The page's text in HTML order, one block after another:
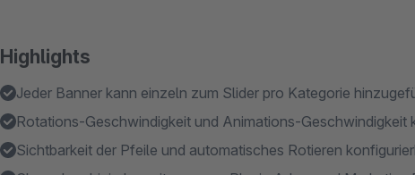
Highlights
Jeder Banner kann einzeln zum Slider pro Kategorie
Rotations-Geschwindigkeit und Animations-Geschwindigkeit
Sichtbarkeit der Pfeile und automatisches Rotieren